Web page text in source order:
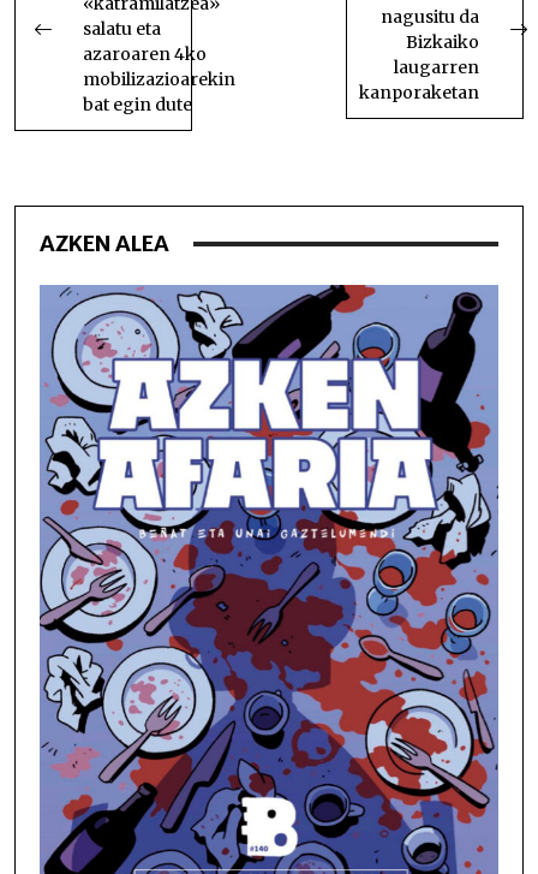
salatu eta
azaroaren 4ko
mobilizazioarekin
bat egin dute
nagusitu da
Bizkaiko
laugarren
kanporaketan
AZKEN ALEA